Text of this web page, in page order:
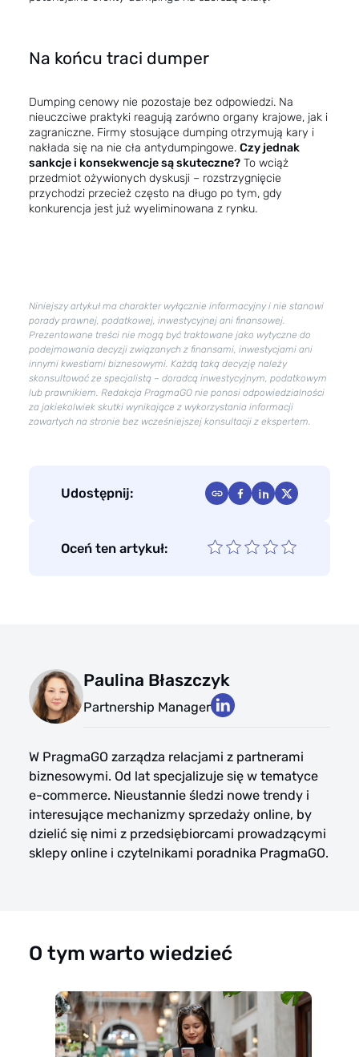
Na końcu traci dumper
Dumping cenowy nie pozostaje bez odpowiedzi. Na
nieuczciwe praktyki reagują zarówno organy krajowe, jak i
zagraniczne. Firmy stosujące dumping otrzymują kary i
nakłada się na nie cła antydumpingowe. Czy jednak
sankcje i konsekwencje są skuteczne? To wciąż
przedmiot ożywionych dyskusji – rozstrzygnięcie
przychodzi przecież często na długo po tym, gdy
konkurencja jest już wyeliminowana z rynku.
Niniejszy artykuł ma charakter wyłącznie informacyjny i nie stanowi
porady prawnej, podatkowej, inwestycyjnej ani finansowej.
Prezentowane treści nie mogą być traktowane jako wytyczne do
podejmowania decyzji związanych z finansami, inwestycjami ani
innymi kwestiami biznesowymi. Każdą taką decyzję należy
skonsultować ze specjalistą – doradcą inwestycyjnym, podatkowym
lub prawnikiem. Redakcja PragmaGO nie ponosi odpowiedzialności
za jakiekolwiek skutki wynikające z wykorzystania informacji
zawartych na stronie bez wcześniejszej konsultacji z ekspertem.
Udostępnij:
Oceń ten artykuł:
Paulina Błaszczyk
Partnership Manager
W PragmaGO zarządza relacjami z partnerami
biznesowymi. Od lat specjalizuje się w tematyce
e-commerce. Nieustannie śledzi nowe trendy i
interesujące mechanizmy sprzedaży online, by
dzielić się nimi z przedsiębiorcami prowadzącymi
sklepy online i czytelnikami poradnika PragmaGO.
O tym warto wiedzieć